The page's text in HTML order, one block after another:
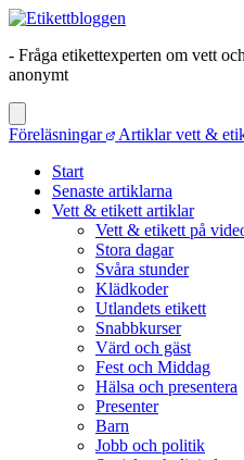
- Fråga etikettexperten om vett
anonymt
Föreläsningar
Artiklar vett &
Start
Senaste artiklarna
Vett & etikett artiklar
Vett & etikett på
Stora dagar
Svåra stunder
Klädkoder
Utlandets etikett
Snabbkurser
Värd och gäst
Fest och Middag
Hälsa och presentera
Presenter
Barn
Jobb och politik